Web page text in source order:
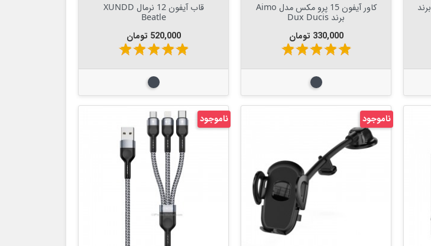
گلس شفاف اپل واچ اولترا 1/2/3 برند
کاور آیفون 15 پرو مکس مدل Aimo
برند Dux Ducis
قیمت
330,000 تومان
star
star
star
star
star
مشکی
قاب آیفون 12 نرمال XUNDD
Beatle
قیمت
520,000 تومان
star
star
star
star
star
مشکی
ناموجود ناموجود